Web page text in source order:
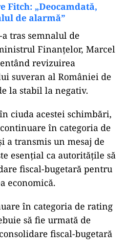
Fitch: „Deocamdată,
de alarmă”
a tras semnalul de
Finanțelor, Marcel
revizuirea
suveran al României de
la stabil la negativ.
ciuda acestei schimbări,
în categoria de
a transmis un mesaj de
esențial ca autoritățile să
fiscal-bugetară pentru
economică.
în categoria de rating
să fie urmată de
fiscal-bugetară